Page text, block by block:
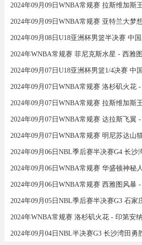
2024年09月09日WNBA常规赛 亚特兰大梦
2024年WNBA常规赛 菲尼克斯水星 - 西雅
2024年09月07日WNBA常规赛 洛杉矶火花
2024年09月06日WNBA常规赛 西雅图风暴
2024年WNBA常规赛 洛杉矶火花 - 印第安